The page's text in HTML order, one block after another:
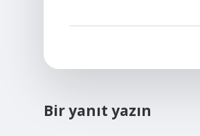
Bir yanıt yazın